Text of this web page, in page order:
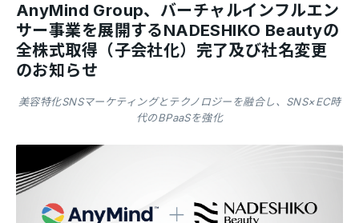
AnyMind Group、バーチャルインフルエン
サー事業を展開するNADESHIKO Beautyの
全株式取得（子会社化）完了及び社名変更
のお知らせ
美容特化SNSマーケティングとテクノロジーを融合し、SNS×EC時
代のBPaaSを強化